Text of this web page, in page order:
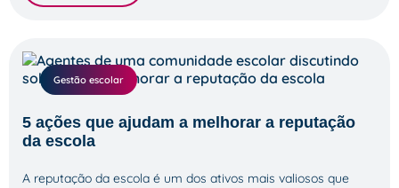
Gestão escolar
5 ações que ajudam a melhorar a reputação
da escola
A reputação da escola é um dos ativos mais valiosos que